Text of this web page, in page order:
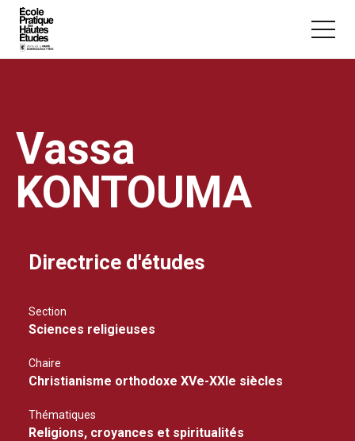
Vous recherchez peut-être :
Conférence Master
Vassa
KONTOUMA
Directrice d'études
Section
Sciences religieuses
Chaire
Christianisme orthodoxe XVe-XXIe siècles
Thématiques
Religions, croyances et spiritualités
Panneau de gestion des cookies